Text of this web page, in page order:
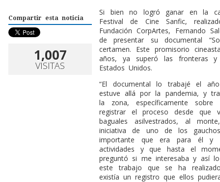
Compartir esta noticia
1,007
VISITAS
Si bien no logró ganar en la
Festival de Cine Sanfic,
Fundación CorpArtes, Fernando
de presentar su documental
certamen. Este promisorio
años, ya superó las fronteras y
Estados Unidos.
“El documental lo trabajé el
estuve allá por la pandemia, y
la zona, específicamente
registrar el proceso desde que
baguales asilvestrados, al
iniciativa de uno de los
importante que era para él y
actividades y que hasta el
preguntó si me interesaba y así
este trabajo que se ha
existía un registro que ellos